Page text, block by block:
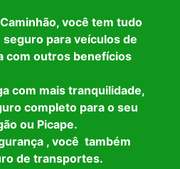
você tem tudo
para veículos de
com outros benefícios
com mais tranquilidade,
completo para o seu
ou Picape.
, você também
de transportes.